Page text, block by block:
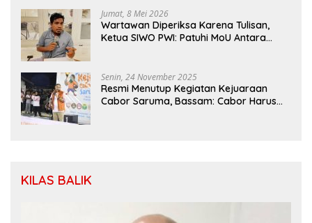
Jumat, 8 Mei 2026
Wartawan Diperiksa Karena Tulisan,
Ketua SIWO PWI: Patuhi MoU Antara
Senin, 24 November 2025
Resmi Menutup Kegiatan Kejuaraan
Cabor Saruma, Bassam: Cabor Harus
KILAS BALIK